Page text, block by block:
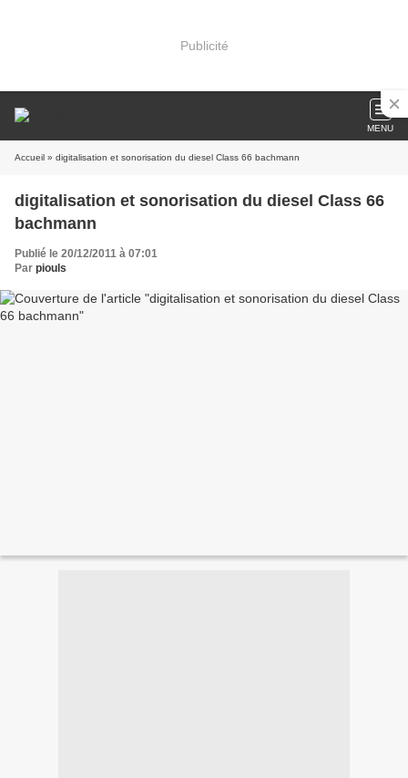
Publicité
MENU
Accueil » digitalisation et sonorisation du diesel Class 66 bachmann
digitalisation et sonorisation du diesel Class 66
bachmann
Publié le 20/12/2011 à 07:01
Par piouls